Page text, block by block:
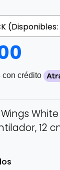
con crédito
White
12